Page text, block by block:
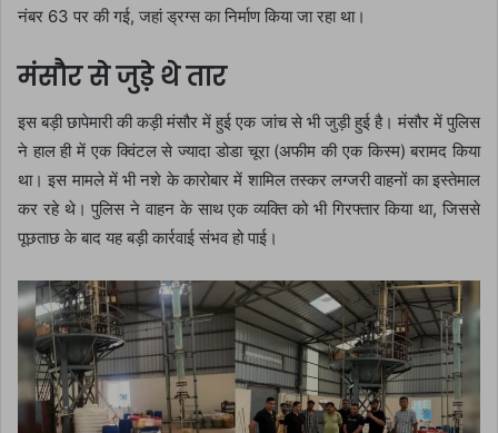
नंबर 63 पर की गई, जहां ड्रग्स का निर्माण किया जा रहा था।
मंसौर से जुड़े थे तार
इस बड़ी छापेमारी की कड़ी मंसौर में हुई एक जांच से भी जुड़ी हुई है। मंसौर में पुलिस
ने हाल ही में एक क्विंटल से ज्यादा डोडा चूरा (अफीम की एक किस्म) बरामद किया
था। इस मामले में भी नशे के कारोबार में शामिल तस्कर लग्जरी वाहनों का इस्तेमाल
कर रहे थे। पुलिस ने वाहन के साथ एक व्यक्ति को भी गिरफ्तार किया था, जिससे
पूछताछ के बाद यह बड़ी कार्रवाई संभव हो पाई।